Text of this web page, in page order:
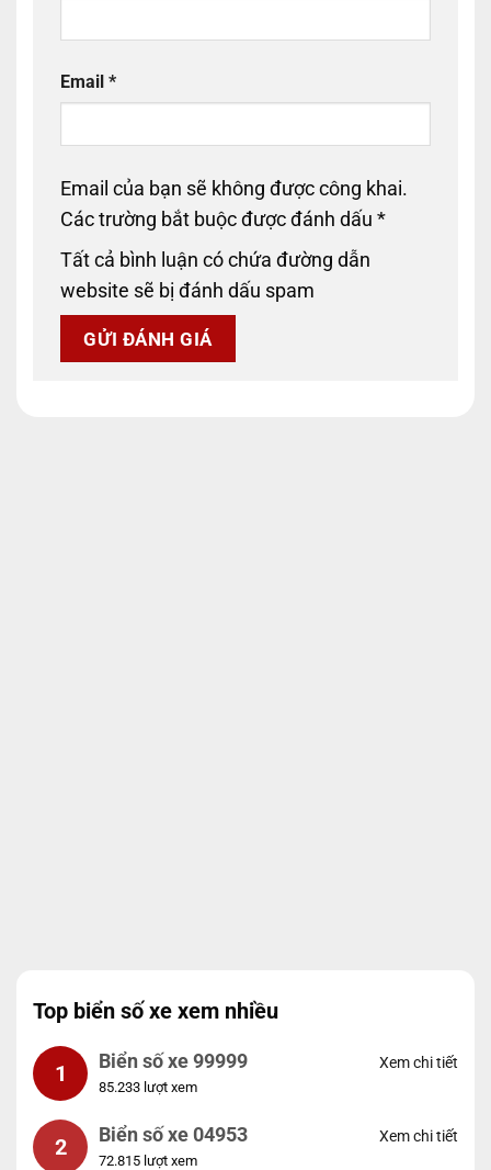
Email *
Email của bạn sẽ không được công khai.
Các trường bắt buộc được đánh dấu *
Tất cả bình luận có chứa đường dẫn
website sẽ bị đánh dấu spam
Top biển số xe xem nhiều
1 Biển số xe 99999
85.233 lượt xem
Xem chi tiết
2 Biển số xe 04953
72.815 lượt xem
Xem chi tiết